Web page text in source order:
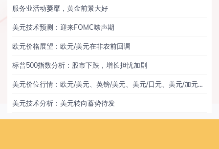
服务业活动萎靡，黄金前景大好
美元技术预测：迎来FOMC噤声期
欧元价格展望：欧元/美元在非农前回调
标普500指数分析：股市下跌，增长担忧加剧
美元价位行情：欧元/美元、英镑/美元、美元/日元、美元/加元、黄金
美元技术分析：美元转向蓄势待发